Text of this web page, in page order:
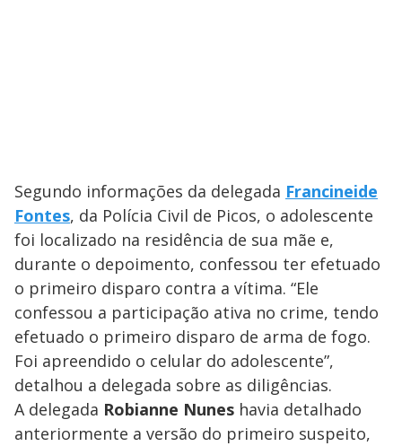
Segundo informações da delegada Francineide
Fontes, da Polícia Civil de Picos, o adolescente
foi localizado na residência de sua mãe e,
durante o depoimento, confessou ter efetuado
o primeiro disparo contra a vítima. “Ele
confessou a participação ativa no crime, tendo
efetuado o primeiro disparo de arma de fogo.
Foi apreendido o celular do adolescente”,
detalhou a delegada sobre as diligências.
A delegada Robianne Nunes havia detalhado
anteriormente a versão do primeiro suspeito,